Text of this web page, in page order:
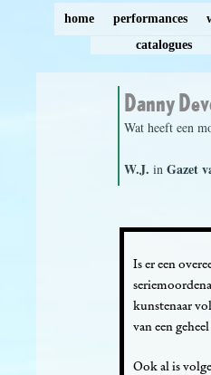
home performances
catalogues
Danny
Wat heeft een
W.J. in Gazet
Is er een
kunstenaar
van een
Ook al is